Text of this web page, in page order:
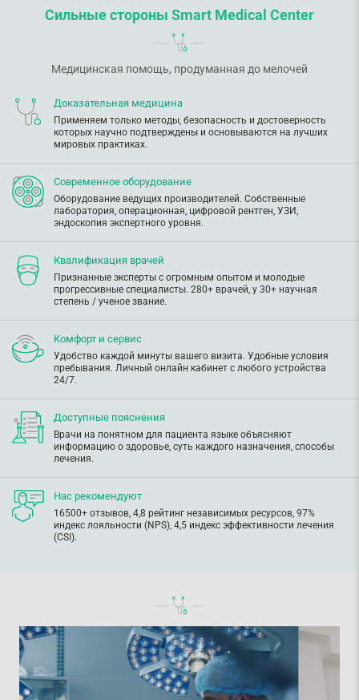
Сильные стороны Smart Medical Center
Медицинская помощь, продуманная до мелочей
Доказательная медицина
Применяем только методы, безопасность и достоверность
которых научно подтверждены и основываются на лучших
мировых практиках.
Современное оборудование
Оборудование ведущих производителей. Собственные
лаборатория, операционная, цифровой рентген, УЗИ,
эндоскопия экспертного уровня.
Квалификация врачей
Признанные эксперты с огромным опытом и молодые
прогрессивные специалисты. 280+ врачей, у 30+ научная
степень / ученое звание.
Комфорт и сервис
Удобство каждой минуты вашего визита. Удобные условия
пребывания. Личный онлайн кабинет с любого устройства
24/7.
Доступные пояснения
Врачи на понятном для пациента языке объясняют
информацию о здоровье, суть каждого назначения, способы
лечения.
Нас рекомендуют
16500+ отзывов, 4,8 рейтинг независимых ресурсов, 97%
индекс лояльности (NPS), 4,5 индекс эффективности лечения
(CSI).